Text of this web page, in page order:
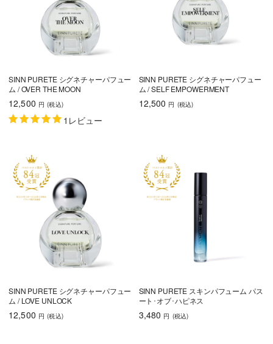
SINN PURETE シグネチャーパフュー
ム / OVER THE MOON
12,500 円 (税込)
1レビュー
SINN PURETE シグネチャーパフュー
ム / SELF EMPOWERMENT
12,500 円 (税込)
SINN PURETE シグネチャーパフュー
ム / LOVE UNLOCK
12,500 円 (税込)
SINN PURETE スキンパフューム パス
ート･オブ･ハピネス
3,480 円 (税込)